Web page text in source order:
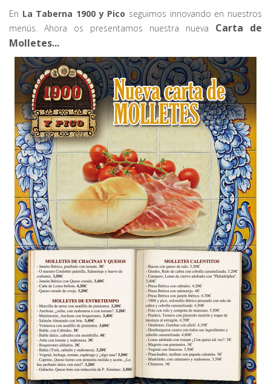
En La Taberna 1900 y Pico seguimos innovando en nuestros
menús. Ahora os presentamos nuestra nueva Carta de
Molletes...